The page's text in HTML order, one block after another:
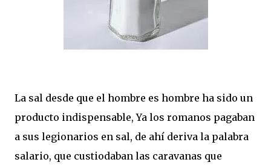
La sal desde que el hombre es hombre ha sido un
producto indispensable, Ya los romanos pagaban
a sus legionarios en sal, de ahí deriva la palabra
salario, que custiodaban las caravanas que